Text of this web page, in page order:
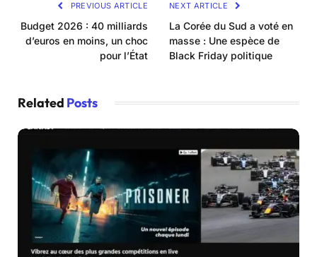
PREVIOUS ARTICLE
Budget 2026 : 40 milliards
d’euros en moins, un choc
pour l’État
NEXT ARTICLE
La Corée du Sud a voté en
masse : Une espèce de
Black Friday politique
Related Posts